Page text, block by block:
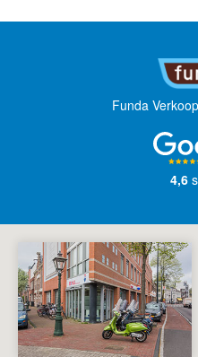
Funda
4,6